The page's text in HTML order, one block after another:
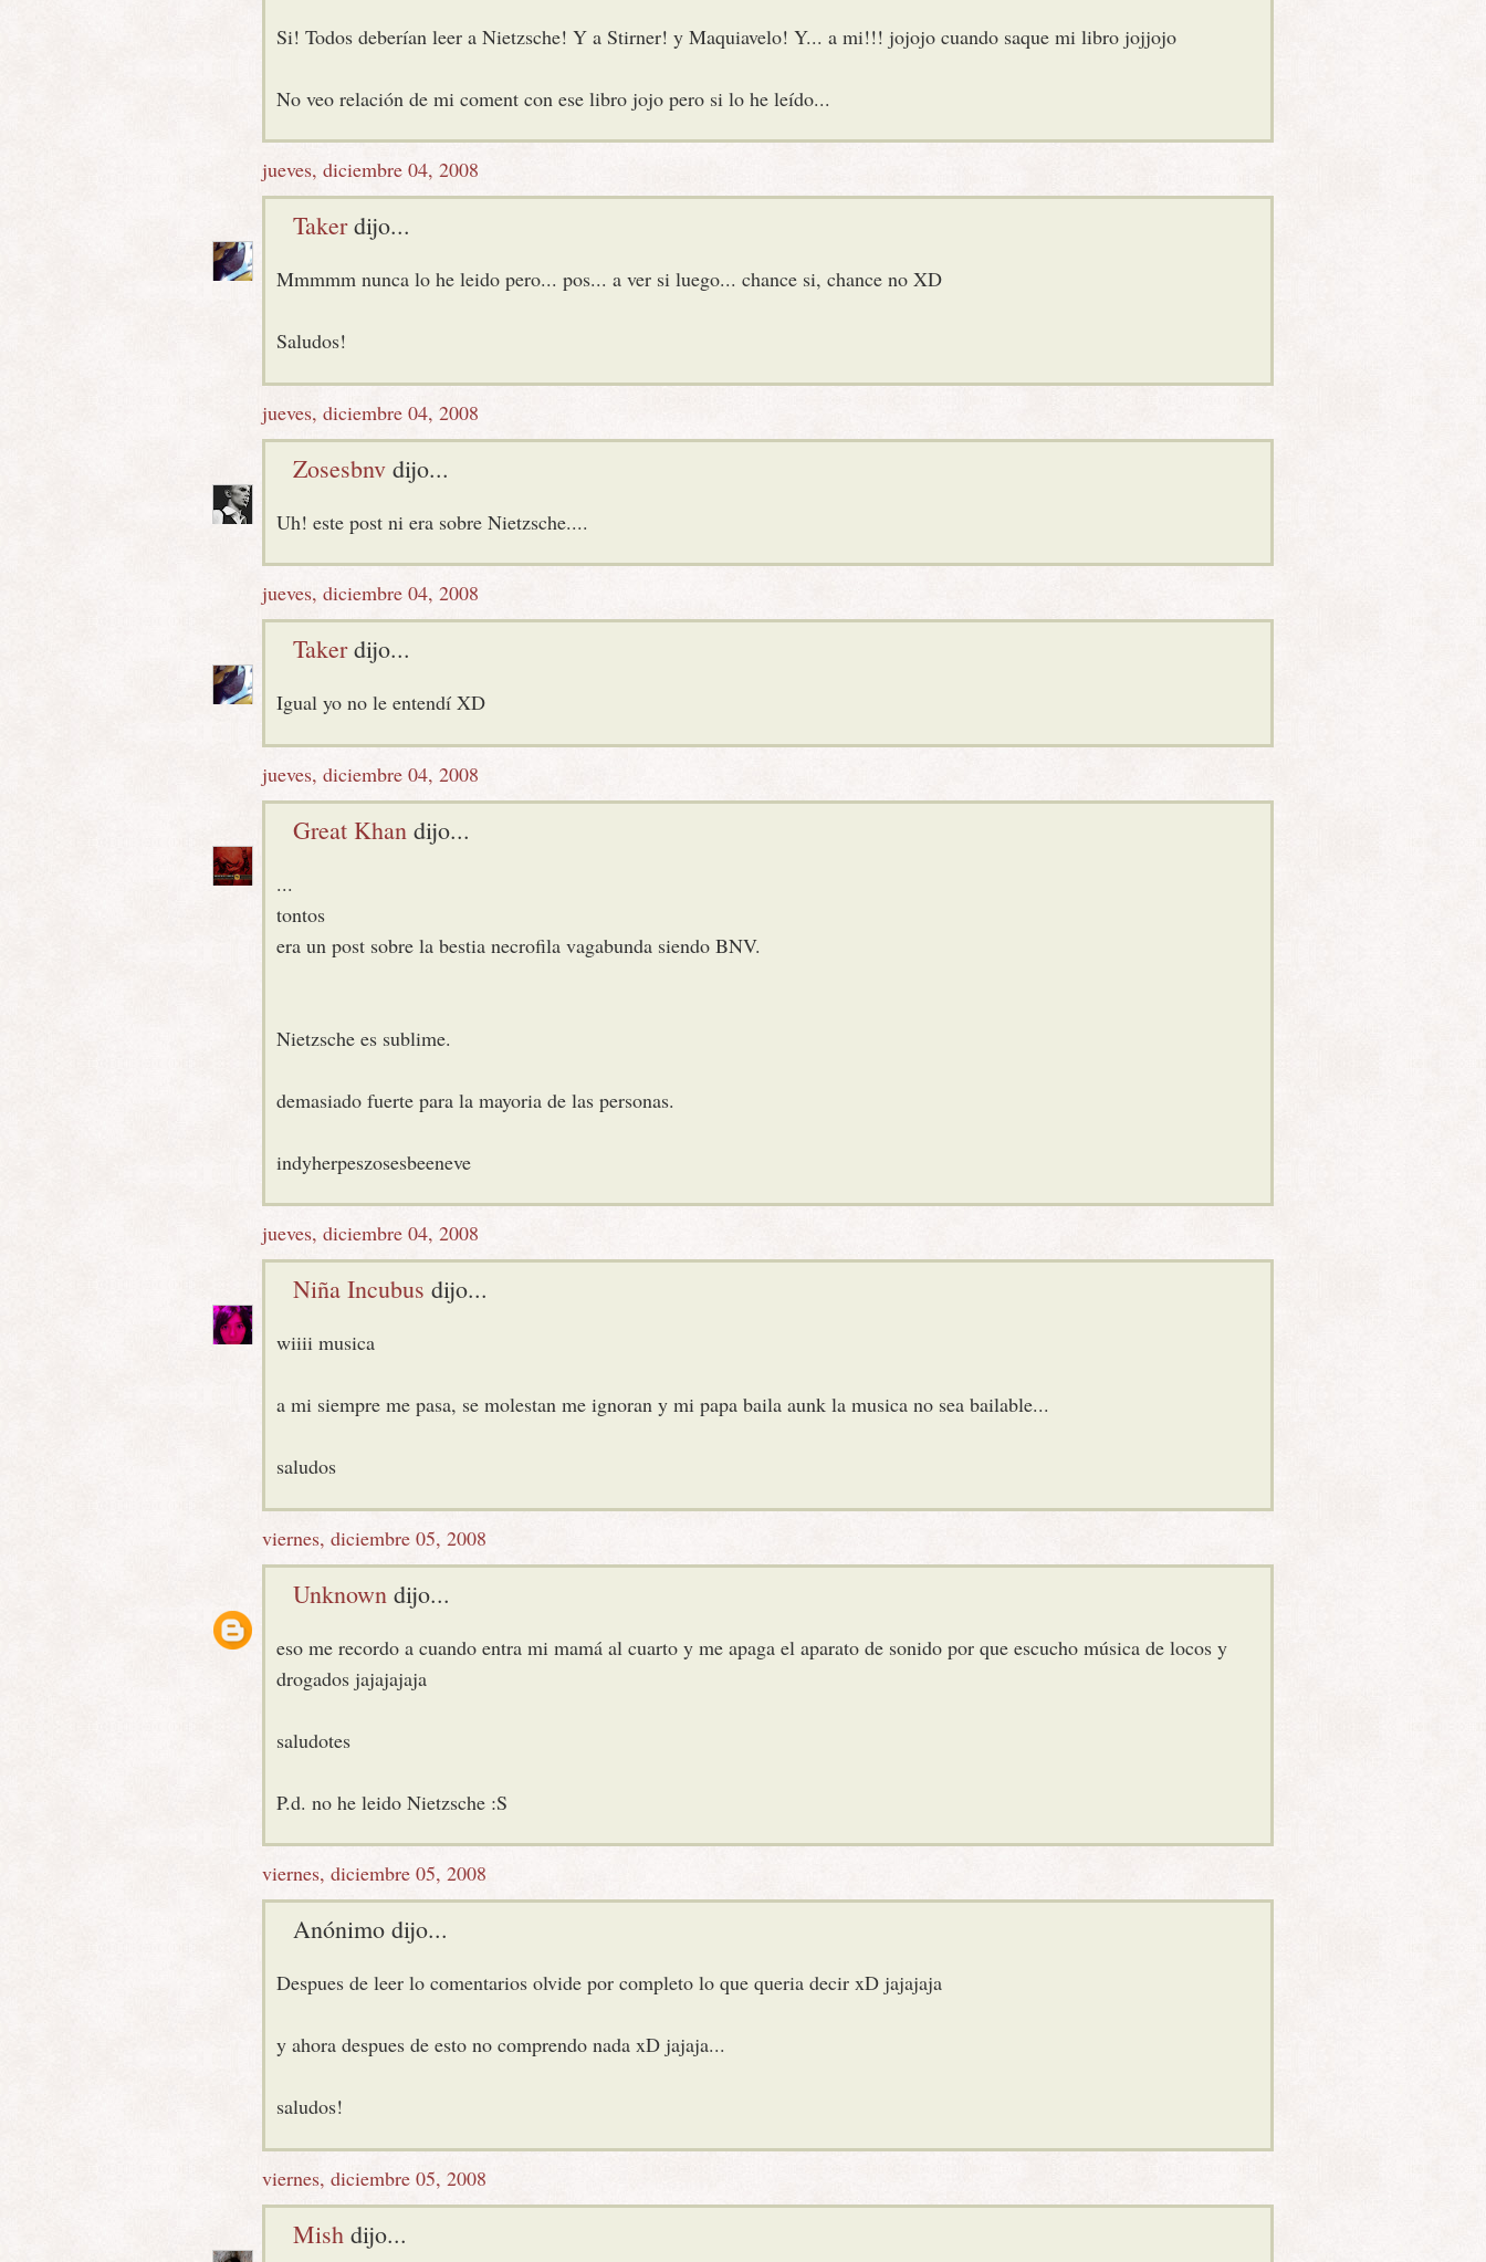
Si! Todos deberían leer a Nietzsche! Y a Stirner! y Maquiavelo! Y... a mi!!! jojojo cuando saque mi libro jojjojo
No veo relación de mi coment con ese libro jojo pero si lo he leído...
jueves, diciembre 04, 2008
Takerdijo...
Mmmmm nunca lo he leido pero... pos... a ver si luego... chance si, chance no XD
Saludos!
jueves, diciembre 04, 2008
Zosesbnv dijo...
Uh! este post ni era sobre Nietzsche....
jueves, diciembre 04, 2008
Takerdijo...
Igual yo no le entendí XD
jueves, diciembre 04, 2008
Great Khan dijo...
...
tontos
era un post sobre la bestia necrofila vagabunda siendo BNV.
Nietzsche es sublime.
demasiado fuerte para la mayoria de las personas.
indyherpeszosesbeeneve
jueves, diciembre 04, 2008
Niña Incubus dijo...
wiiii musica
a mi siempre me pasa, se molestan me ignoran y mi papa baila aunk la musica no sea bailable...
saludos
viernes, diciembre 05, 2008
Unknown dijo...
eso me recordo a cuando entra mi mamá al cuarto y me apaga el aparato de sonido por que escucho música de locos y
drogados jajajajaja
saludotes
P.d. no he leido Nietzsche :S
viernes, diciembre 05, 2008
Anónimo dijo...
Despues de leer lo comentarios olvide por completo lo que queria decir xD jajajaja
y ahora despues de esto no comprendo nada xD jajaja...
saludos!
viernes, diciembre 05, 2008
Mish dijo...